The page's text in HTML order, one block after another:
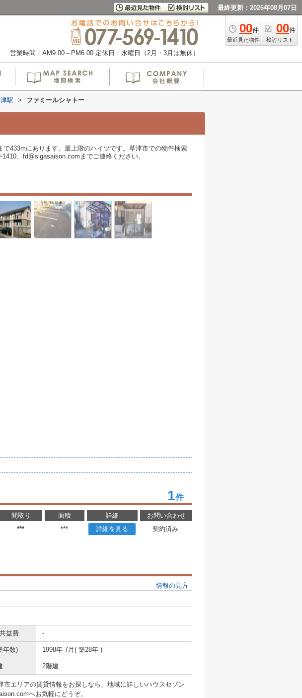
最終更新：2026年08月07日
00件
最近見た物件
00件
検討リスト
営業時間：AM9:00～PM6:00 定休日：水曜日（2月・3月は無休）
駅 > ファミールシャトー
433mにあります。最上階のハイツです。草津市での物件検索
、fd@sigasaison.comまでご連絡ください。
1件
間取り 面積 詳細
お問い合わせ
*** *** 詳細を見る
契約済み
情報の見方
益費 -
年数) 1998年 7月( 築28年 )
2階建
エリアの賃貸情報をお探しなら、地域に詳しいハウスセゾン
へお気軽にどうぞ。